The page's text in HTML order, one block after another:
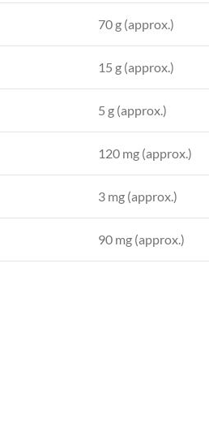
70 g (approx.)
15 g (approx.)
5 g (approx.)
120 mg (approx.)
3 mg (approx.)
90 mg (approx.)